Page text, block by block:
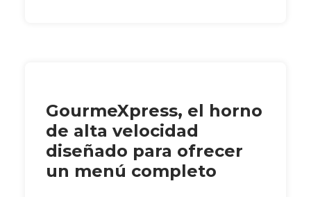
GourmeXpress, el horno
de alta velocidad
diseñado para ofrecer
un menú completo